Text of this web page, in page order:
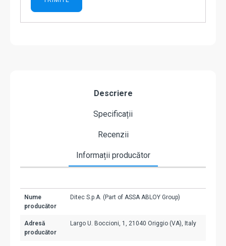
Descriere
Specificații
Recenzii
Informații producător
Nume
producător
Ditec S.p.A. (Part of ASSA ABLOY Group)
Adresă
producător
Largo U. Boccioni, 1, 21040 Origgio (VA), Italy